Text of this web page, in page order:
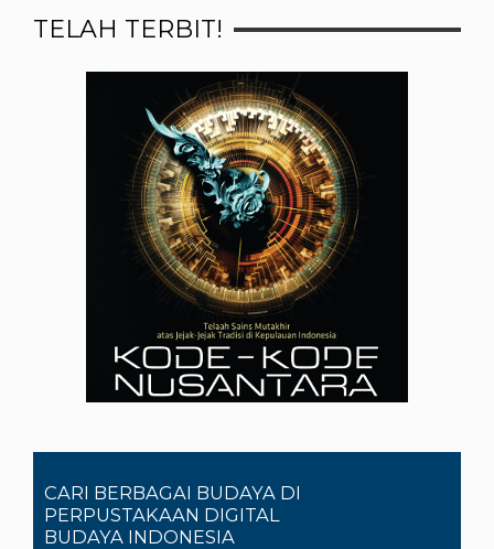
TELAH TERBIT!
CARI BERBAGAI BUDAYA DI
PERPUSTAKAAN DIGITAL
BUDAYA INDONESIA